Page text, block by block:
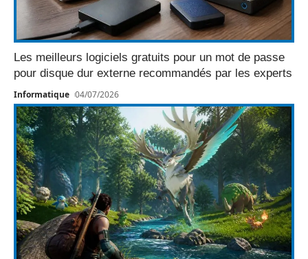
Les meilleurs logiciels gratuits pour un mot de passe
pour disque dur externe recommandés par les experts
Informatique 04/07/2026